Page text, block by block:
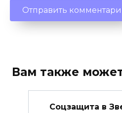
Вам также
Соцзащита в